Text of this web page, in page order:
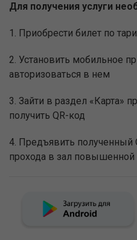
Для получения услуги
1. Приобрести билет по
2. Установить мобильное
авторизоваться в нем
3. Зайти в раздел «Карта»
получить QR-код
4. Предъявить полученный
прохода в зал повышенной